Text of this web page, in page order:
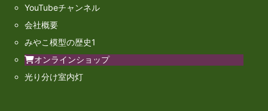
YouTubeチャンネル
会社概要
みやこ模型の歴史1
オンラインショップ
光り分け室内灯